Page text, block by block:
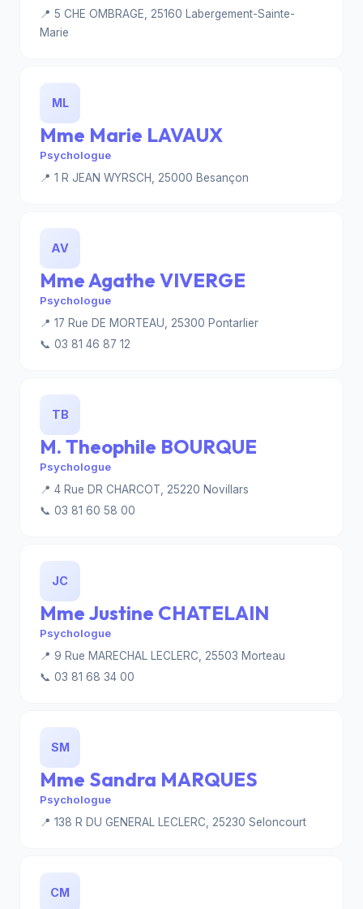
📍 5 CHE OMBRAGE, 25160 Labergement-Sainte-
Marie
ML
Mme Marie LAVAUX
Psychologue
📍 1 R JEAN WYRSCH, 25000 Besançon
AV
Mme Agathe VIVERGE
Psychologue
📍 17 Rue DE MORTEAU, 25300 Pontarlier
📞 03 81 46 87 12
TB
M. Theophile BOURQUE
Psychologue
📍 4 Rue DR CHARCOT, 25220 Novillars
📞 03 81 60 58 00
JC
Mme Justine CHATELAIN
Psychologue
📍 9 Rue MARECHAL LECLERC, 25503 Morteau
📞 03 81 68 34 00
SM
Mme Sandra MARQUES
Psychologue
📍 138 R DU GENERAL LECLERC, 25230 Seloncourt
CM